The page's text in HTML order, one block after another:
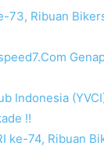
73, Ribuan
Indonesia
!!
ke-74, Ribuan